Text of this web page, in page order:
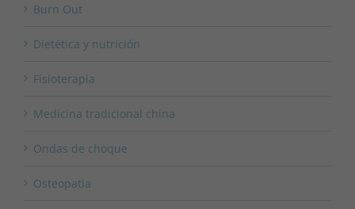
Burn Out
Dietética y nutrición
Fisioterapia
Medicina tradicional china
Ondas de choque
Osteopatia